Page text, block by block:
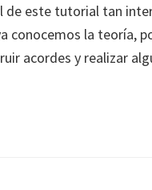
de este tutorial tan
conocemos la teoría,
acordes y realizar